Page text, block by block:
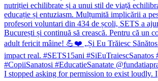
I stopped asking for permission to exist loudly. I